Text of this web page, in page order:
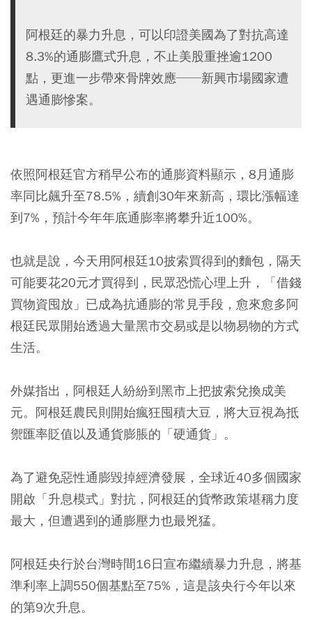
阿根廷的暴力升息，可以印證美國為了對抗高達
8.3%的通膨鷹式升息，不止美股重挫逾1200
點，更進一步帶來骨牌效應──新興市場國家遭
遇通膨慘案。
依照阿根廷官方稍早公布的通膨資料顯示，8月通膨
率同比飆升至78.5%，續創30年來新高，環比漲幅達
到7%，預計今年年底通膨率將攀升近100%。
也就是說，今天用阿根廷10披索買得到的麵包，隔天
可能要花20元才買得到，民眾恐慌心理上升，「借錢
買物資囤放」已成為抗通膨的常見手段，愈來愈多阿
根廷民眾開始透過大量黑市交易或是以物易物的方式
生活。
外媒指出，阿根廷人紛紛到黑市上把披索兌換成美
元。阿根廷農民則開始瘋狂囤積大豆，將大豆視為抵
禦匯率貶值以及通貨膨脹的「硬通貨」。
為了避免惡性通膨毀掉經濟發展，全球近40多個國家
開啟「升息模式」對抗，阿根廷的貨幣政策堪稱力度
最大，但遭遇到的通膨壓力也最兇猛。
阿根廷央行於台灣時間16日宣布繼續暴力升息，將基
準利率上調550個基點至75%，這是該央行今年以來
的第9次升息。